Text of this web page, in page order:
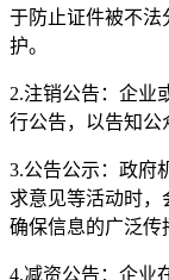
于防止证件被不法
护。
2.注销公告：企业
行公告，以告知公
3.公告公示：政府
求意见等活动时，
确保信息的广泛传
4.减资公告：企业